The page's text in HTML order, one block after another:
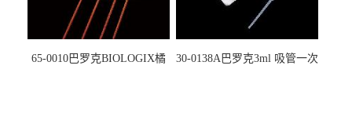
65-0010巴罗克BIOLOGIX橘
30-0138A巴罗克3ml 吸管一次